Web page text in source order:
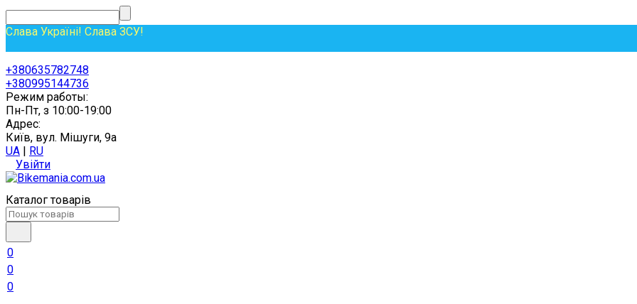
Слава Україні! Слава ЗСУ!
+380635782748
+380995144736
Режим работы:
Пн-Пт, з 10:00-19:00
Адрес:
Київ, вул. Мішуги, 9а
UA | RU
Увійти
Каталог товарів
0
0
0